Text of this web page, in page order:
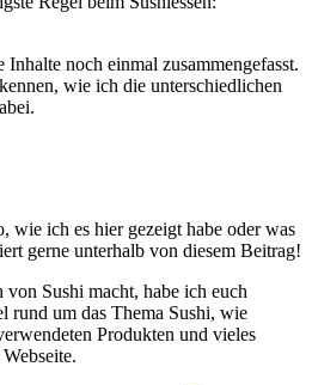
noch einmal zusammengefasst.
wie ich die unterschiedlichen
wie ich es hier gezeigt habe oder was
gerne unterhalb von diesem Beitrag!
Sushi macht, habe ich euch
um das Thema Sushi, wie
Produkten und vieles